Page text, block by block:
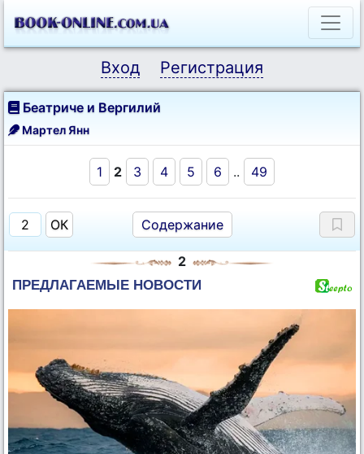
Вход Регистрация
Беатриче и Вергилий
Мартел Янн
1 2 3 4 5 6 .. 49
Содержание
2